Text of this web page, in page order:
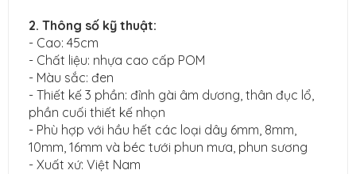
2. Thông số kỹ thuật:
- Cao: 45cm
- Chất liệu: nhựa cao cấp POM
- Màu sắc: đen
- Thiết kế 3 phần: đỉnh gài âm dương, thân đục lổ,
phần cuối thiết kế nhọn
- Phù hợp với hầu hết các loại dây 6mm, 8mm,
10mm, 16mm và béc tưới phun mưa, phun sương
- Xuất xứ: Việt Nam